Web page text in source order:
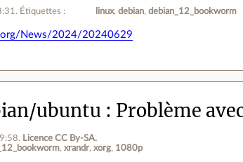
. Étiquettes : linux debian debian_12_bookworm
News/2024/20240629
ubuntu Problème
. Licence CC By‑SA.
xrandr xorg 1080p